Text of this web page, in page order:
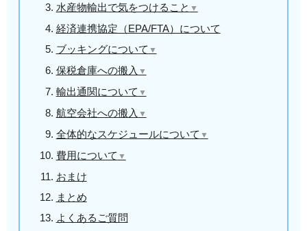
水産物輸出で気をつけること ▼
✍3-1.梱包について
✍3-2.福島第一原発について
✍3-3.輸入国側の規制の確認
経済連携協定（EPA/FTA）について
ブッキングについて ▼
✍5-1.必要な情報について
✍5-2.タイミングについて
保税倉庫への搬入 ▼
✍6-1.搬入タイミングについて
✍6-2.リアイス作業について
✍6-3.爆発物検査について
輸出通関について ▼
✍7-1.必要な書類について
✍7-2.輸出HSコード ※2022年
✍7-3.税関へ申告
航空会社への搬入 ▼
✍8-1.航空会社搬入のタイミング
✍8-2.航空会社での保管状況
全体的なスケジュールについて ▼
✍9-1.フライトが17:00以降の場合
✍9-2.フライトが17:00より前の場合
費用について ▼
✍10-1.商品代金以外の費用
✍10-2.航空運賃の計算方法
おまけ
まとめ
よくあるご質問